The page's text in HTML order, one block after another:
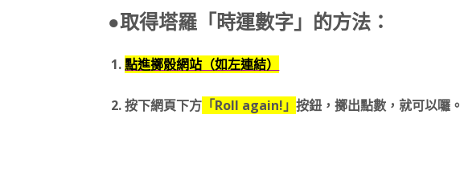
●取得塔羅「時運數字」的方法：
1.點進擲骰網站（如左連結）
2. 按下網頁下方 「Roll again!」按鈕，擲出點數，就可以囉。